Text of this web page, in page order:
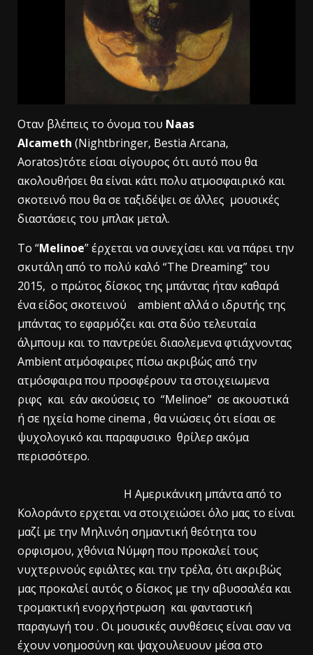
Οταν βλέπεις το όνομα του Naas
Alcameth (Nightbringer, Bestia Arcana,
Aoratos)τότε είσαι σίγουρος ότι αυτό που θα
ακολουθήσει θα είναι κάτι πολυ ατμοσφαιρικό και
σκοτεινό που θα σε ταξιδέψει σε άλλες μουσικές
διαστάσεις του μπλακ μεταλ.
Το “Μelinoe” έρχεται να συνεχίσει και να πάρει την
σκυτάλη από το πολύ καλό “The Dreaming” του
2015, ο πρώτος δίσκος της μπάντας ήταν καθαρά
ένα είδος σκοτεινού ambient αλλά ο ιδρυτής της
μπάντας το εφαρμόζει και στα δύο τελευταία
άλμπουμ και το παντρεύει διαολεμενα φτιάχνοντας
Ambient ατμόσφαιρες πίσω ακριβώς από την
ατμόσφαιρα που προσφέρουν τα στοιχειωμενα
ριφς και εάν ακούσεις το “Melinoe” σε ακουστικά
ή σε ηχεία home cinema , θα νιώσεις ότι είσαι σε
ψυχολογικό και παραφυσικο θρίλερ ακόμα
περισσότερο.
Η Αμερικάνικη μπάντα από το
Κολοράντο ερχεται να στοιχειώσει όλο μας το είναι
μαζί με την Μηλινόη σημαντική θεότητα του
ορφισμου, χθόνια Νύμφη που προκαλεί τους
νυχτερινούς εφιάλτες και την τρέλα, ότι ακριβώς
μας προκαλεί αυτός ο δίσκος με την αβυσσαλέα και
τρομακτική ενορχήστρωση και φανταστική
παραγωγή του . Οι μουσικές συνθέσεις είναι σαν να
έχουν νοημοσύνη και ψαχουλευουν μέσα στο